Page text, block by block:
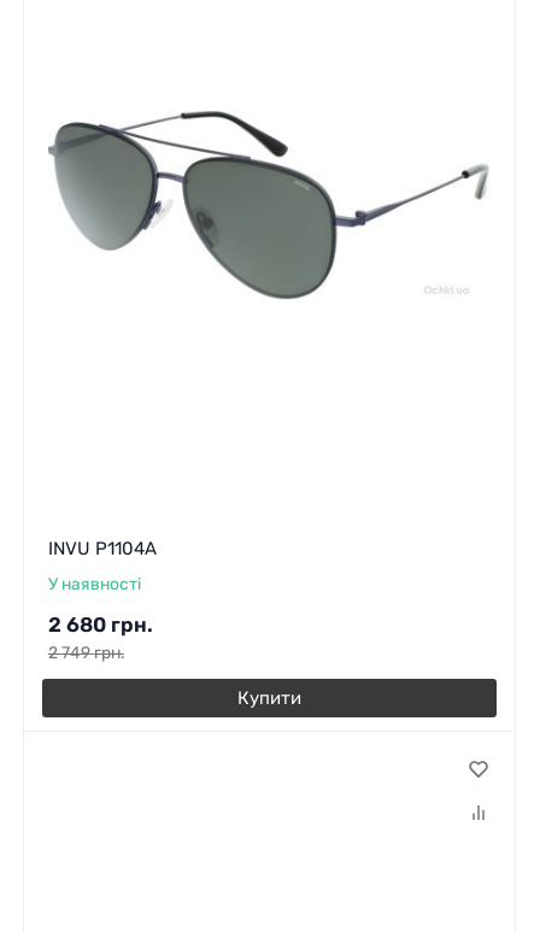
INVU P1104A
У наявності
2 680 грн.
2 749грн.
Купити